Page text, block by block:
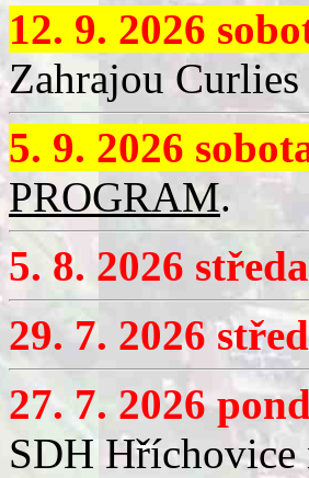
12. 9. 2026
Zahrajou Curlies
5. 9. 2026
PROGRAM.
5. 8. 2026
29. 7. 2026
27. 7. 2026
SDH Hříchovice